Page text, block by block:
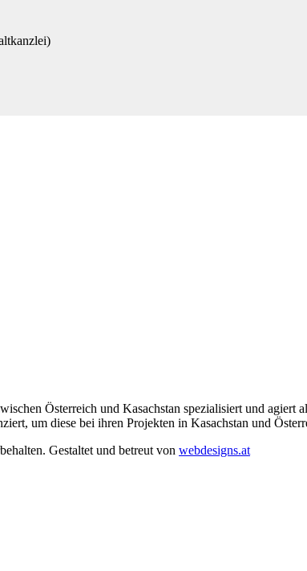
Österreich und Kasachstan spezialisiert und
um diese bei ihren Projekten in Kasachstan und
Gestaltet und betreut von webdesigns.at